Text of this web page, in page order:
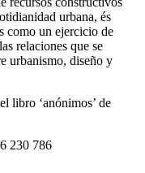
urbana, és
un ejercicio de
relaciones que se
urbanismo, diseño y
libro ‘anónimos’ de
230 786